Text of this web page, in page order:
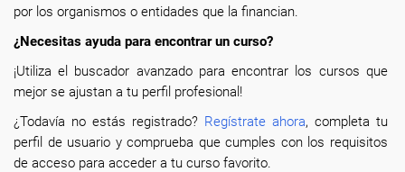
por los organismos o entidades que la financian.
¿Necesitas ayuda para encontrar un curso?
¡Utiliza el buscador avanzado para encontrar los cursos que
mejor se ajustan a tu perfil profesional!
¿Todavía no estás registrado? Regístrate ahora, completa tu
perfil de usuario y comprueba que cumples con los requisitos
de acceso para acceder a tu curso favorito.